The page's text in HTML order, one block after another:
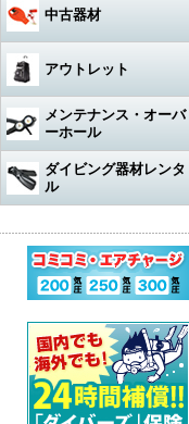
冬用アクセサリー・暖かアイテ
ム
キーホルダー
耳栓・耳抜きアイテム
トラベルグッズ
水中遊び道具
ログタンク
保護アイテム
フラッグ
防水アイテム
その他
アパレルその他
ホース‐ゲージ（高圧）
ホース‐ドライスーツ
ホース‐その他
洗浄用品
アダプター
パーツ・その他
アクセサリー・その他
ウェットスーツ
ドライスーツ
フード
ウェイト
フーカー関連
水中通話装置
作業用道具
激レアアイテム
タンク
タンク
移充填ホース
タンクアクセサリー・その他
簡易潜水器具・緊急浮上用セッ
水中スクーター
水中銃(スピアガン)・手モリ
シャフト
シャフトアクセサリー
スリングゴム
コンプレッサー本体
ステッカー
超音波洗浄機
超音波洗浄機
その他
中古器材
カメラ関連
ダイブコンピュータ
重器材
レギュレター
オクトパス
ゲージ
BCジャケット
オクトパスインフレーター
（AIR-2等）
インフレーター
軽器材
マスク
スノーケル
フィン
ブーツ
グローブ
スーツ
ウェットスーツ
ドライスーツ
フード・ベスト
ボートコート
バッグ
メッシュバッグ
キャスター・キャリーバッグ
ハードケース
アクセサリー
ナイフ
カラビナ・フック
水中ライト
ウェイト
アウトレット
重器材
軽器材
その他
メンテナンス・オーバ
ーホール
レギュレター（1st+2nd）オー
バーホール
ゲージ オーバーホール
インフレーターオクトパス
インフレーター オーバーホー
BC（インフレーター含む）オ
ーバーホール
ダイビング器材レンタ
ル
ドライスーツ
キッズ用ウェットスーツ
重器材セット